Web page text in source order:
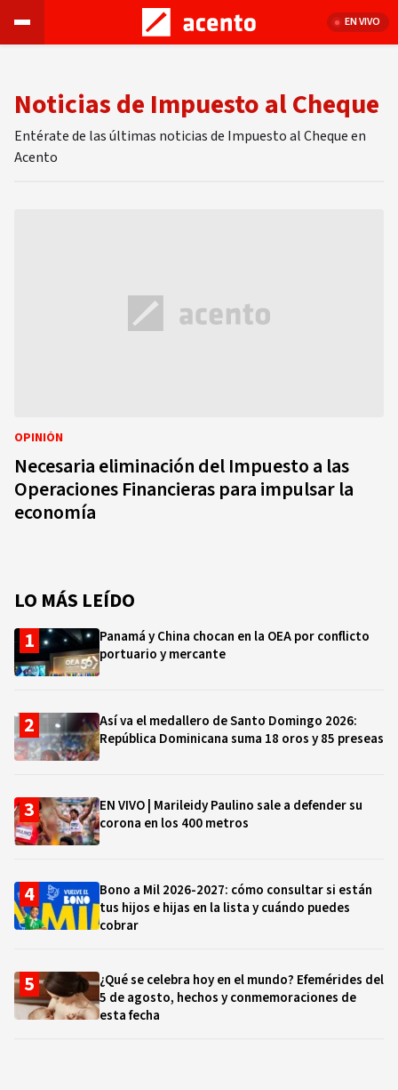
EN VIVO
Noticias de Impuesto al Cheque
Entérate de las últimas noticias de Impuesto al Cheque en
Acento
OPINIÓN
Necesaria eliminación del Impuesto a las
Operaciones Financieras para impulsar la
economía
LO MÁS LEÍDO
Panamá y China chocan en la OEA por conflicto
portuario y mercante
Así va el medallero de Santo Domingo 2026:
República Dominicana suma 18 oros y 85 preseas
EN VIVO | Marileidy Paulino sale a defender su
corona en los 400 metros
Bono a Mil 2026-2027: cómo consultar si están
tus hijos e hijas en la lista y cuándo puedes
cobrar
¿Qué se celebra hoy en el mundo? Efemérides del
5 de agosto, hechos y conmemoraciones de
esta fecha